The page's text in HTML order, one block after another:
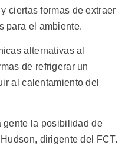
ciertas formas de extraer
para el ambiente.
alternativas al
de refrigerar un
al calentamiento del
gente la posibilidad de
dirigente del FCT.